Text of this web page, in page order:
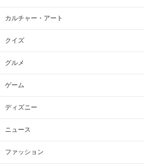
カルチャー・アート
クイズ
グルメ
ゲーム
ディズニー
ニュース
ファッション